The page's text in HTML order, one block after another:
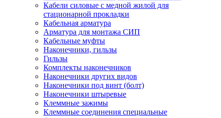
Кабели силовые с медной жилой для
стационарной прокладки
Кабельная арматура
Арматура для монтажа СИП
Кабельные муфты
Наконечники, гильзы
Гильзы
Комплекты наконечников
Наконечники других видов
Наконечники под винт (болт)
Наконечники штыревые
Клеммные зажимы
Клеммные соединения специальные